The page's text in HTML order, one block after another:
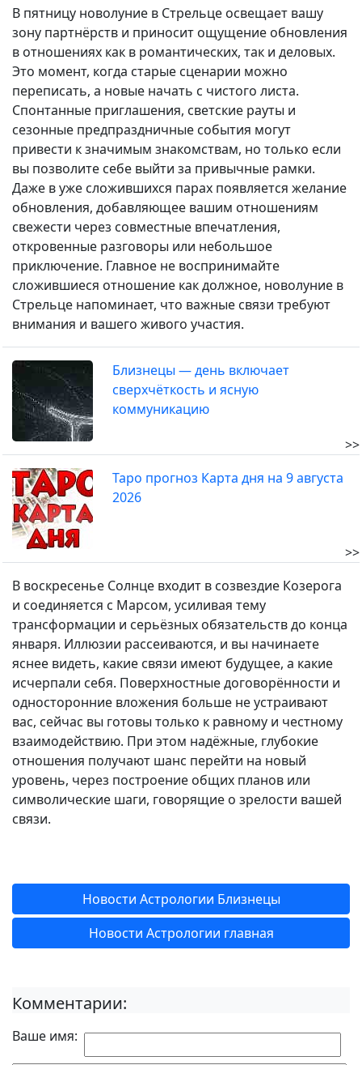
В пятницу новолуние в Стрельце освещает вашу
зону партнёрств и приносит ощущение обновления
в отношениях как в романтических, так и деловых.
Это момент, когда старые сценарии можно
переписать, а новые начать с чистого листа.
Спонтанные приглашения, светские рауты и
сезонные предпраздничные события могут
привести к значимым знакомствам, но только если
вы позволите себе выйти за привычные рамки.
Даже в уже сложившихся парах появляется желание
обновления, добавляющее вашим отношениям
свежести через совместные впечатления,
откровенные разговоры или небольшое
приключение. Главное не воспринимайте
сложившиеся отношение как должное, новолуние в
Стрельце напоминает, что важные связи требуют
внимания и вашего живого участия.
Близнецы — день включает
сверхчёткость и ясную
коммуникацию
>>
Таро прогноз Карта дня на 9 августа
2026
>>
В воскресенье Солнце входит в созвездие Козерога
и соединяется с Марсом, усиливая тему
трансформации и серьёзных обязательств до конца
января. Иллюзии рассеиваются, и вы начинаете
яснее видеть, какие связи имеют будущее, а какие
исчерпали себя. Поверхностные договорённости и
односторонние вложения больше не устраивают
вас, сейчас вы готовы только к равному и честному
взаимодействию. При этом надёжные, глубокие
отношения получают шанс перейти на новый
уровень, через построение общих планов или
символические шаги, говорящие о зрелости вашей
связи.
Новости Астрологии Близнецы
Новости Астрологии главная
Комментарии:
Ваше имя: